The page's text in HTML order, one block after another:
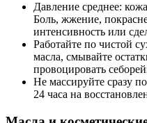
Давление среднее:
Боль, жжение,
интенсивность или
Работайте по чистой
масла, смывайте
провоцировать
Не массируйте сразу
24 часа на